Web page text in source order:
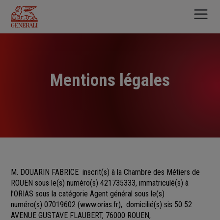
contenu
principal
Mentions légales
M. DOUARIN FABRICE inscrit(s) à la Chambre des Métiers de
ROUEN sous le(s) numéro(s) 421735333, immatriculé(s) à
l’ORIAS sous la catégorie Agent général sous le(s)
numéro(s) 07019602 (www.orias.fr), domicilié(s) sis 50 52
AVENUE GUSTAVE FLAUBERT, 76000 ROUEN,